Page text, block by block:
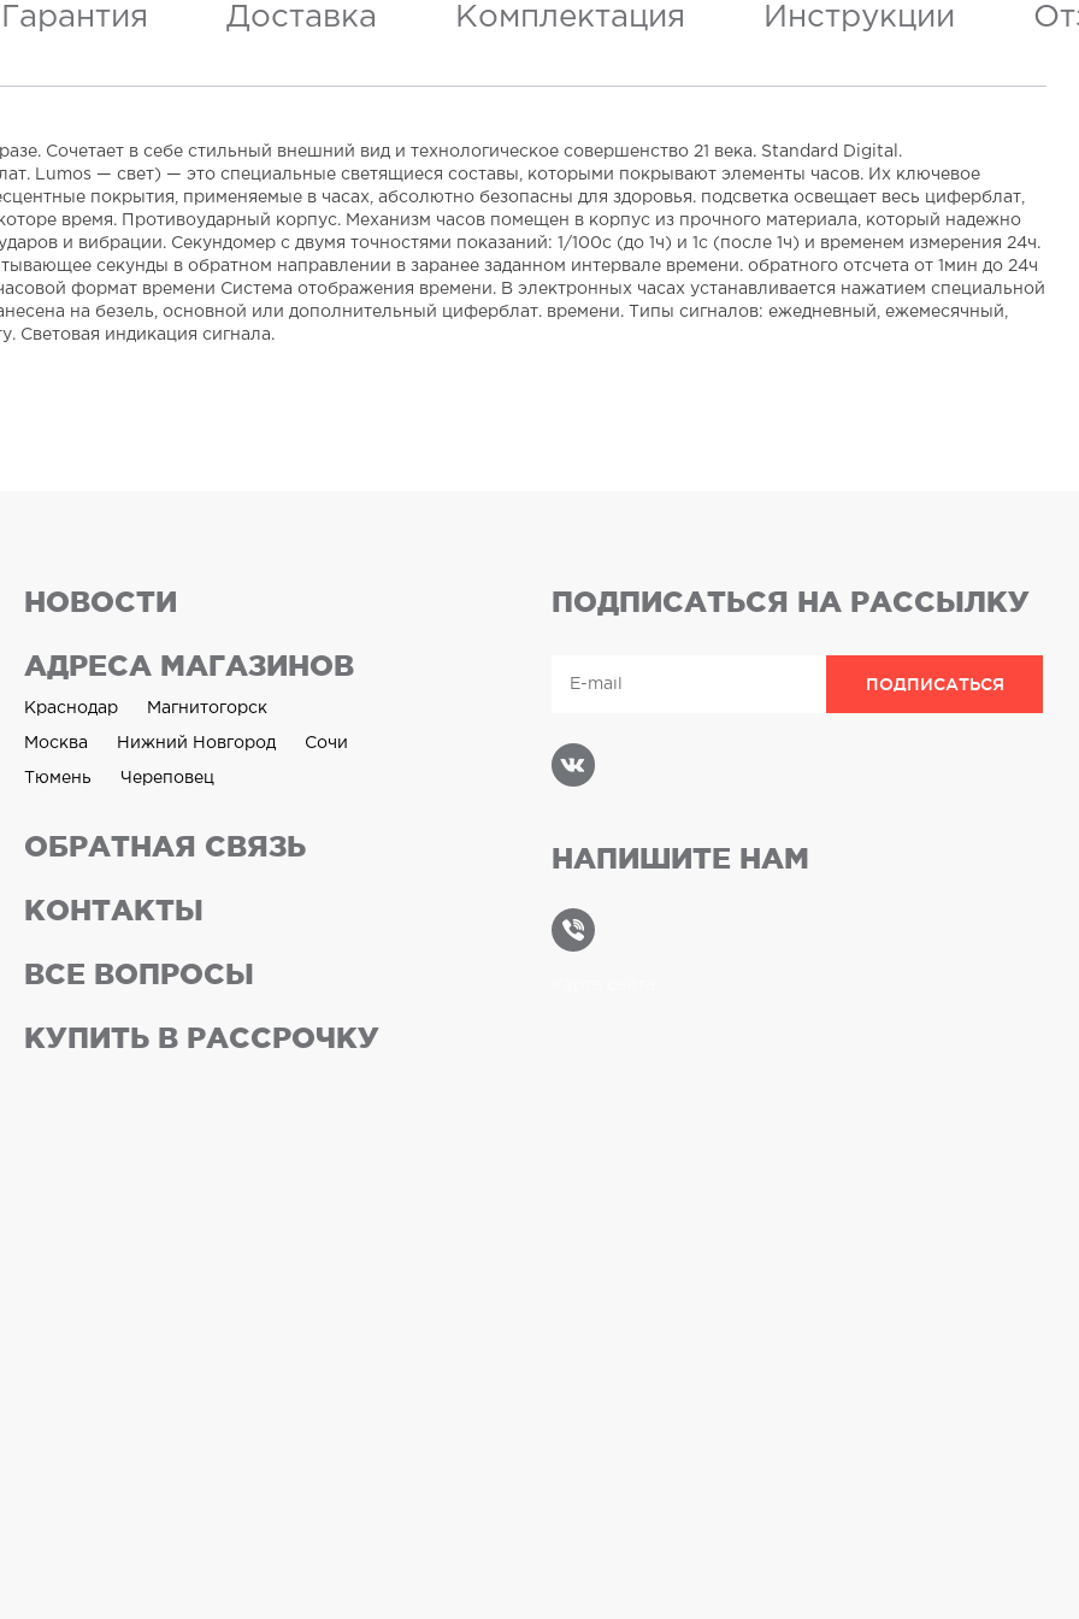
Гарантия Доставка Комплектация Инструкции
Сочетает в себе стильный внешний вид и технологическое совершенство 21 века. Standard Digital.
Lumos — свет) — это специальные светящиеся составы, которыми покрывают элементы часов. Их ключевое
покрытия, применяемые в часах, абсолютно безопасны для здоровья. подсветка освещает весь циферблат,
время. Противоударный корпус. Механизм часов помещен в корпус из прочного материала, который надежно
и вибрации. Секундомер с двумя точностями показаний: 1/100с (до 1ч) и 1с (после 1ч) и временем измерения 24ч.
секунды в обратном направлении в заранее заданном интервале времени. обратного отсчета от 1мин до 24ч
формат времени Система отображения времени. В электронных часах устанавливается нажатием специальной
на безель, основной или дополнительный циферблат. времени. Типы сигналов: ежедневный, ежемесячный,
Световая индикация сигнала.
НОВОСТИ
АДРЕСА МАГАЗИНОВ
Краснодар Магнитогорск
Москва Нижний Новгород Сочи
Тюмень Череповец
ОБРАТНАЯ СВЯЗЬ
КОНТАКТЫ
ВСЕ ВОПРОСЫ
КУПИТЬ В РАССРОЧКУ
ПОДПИСАТЬСЯ НА РАССЫЛКУ
НАПИШИТЕ НАМ